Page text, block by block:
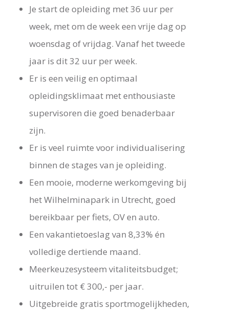
Je start de opleiding met 36 uur per
week, met om de week een vrije dag op
woensdag of vrijdag. Vanaf het tweede
jaar is dit 32 uur per week.
Er is een veilig en optimaal
opleidingsklimaat met enthousiaste
supervisoren die goed benaderbaar
zijn.
Er is veel ruimte voor individualisering
binnen de stages van je opleiding.
Een mooie, moderne werkomgeving bij
het Wilhelminapark in Utrecht, goed
bereikbaar per fiets, OV en auto.
Een vakantietoeslag van 8,33% én
volledige dertiende maand.
Meerkeuzesysteem vitaliteitsbudget;
uitruilen tot € 300,- per jaar.
Uitgebreide gratis sportmogelijkheden,